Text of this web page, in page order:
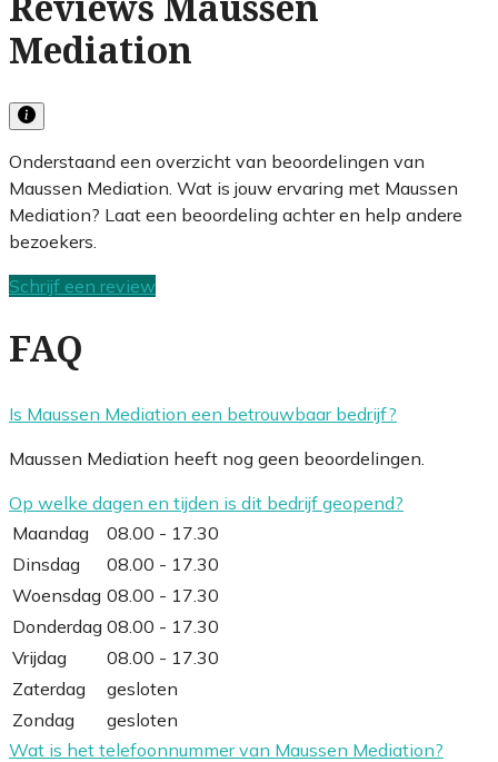
Reviews Maussen
Mediation
Onderstaand een overzicht van beoordelingen van
Maussen Mediation. Wat is jouw ervaring met Maussen
Mediation? Laat een beoordeling achter en help andere
bezoekers.
Schrijf een review
FAQ
Is Maussen Mediation een betrouwbaar bedrijf?
Maussen Mediation heeft nog geen beoordelingen.
Op welke dagen en tijden is dit bedrijf geopend?
Maandag
08.00 - 17.30
Dinsdag
08.00 - 17.30
Woensdag 08.00 - 17.30
Donderdag 08.00 - 17.30
Vrijdag
08.00 - 17.30
Zaterdag
gesloten
Zondag
gesloten
Wat is het telefoonnummer van Maussen Mediation?